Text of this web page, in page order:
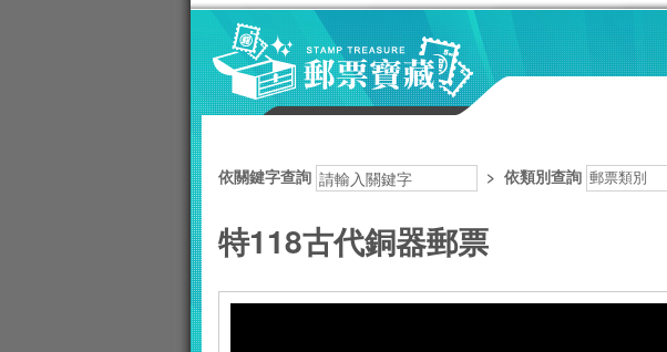
依關鍵字查詢 > 依類別查詢
特118古代銅器郵票